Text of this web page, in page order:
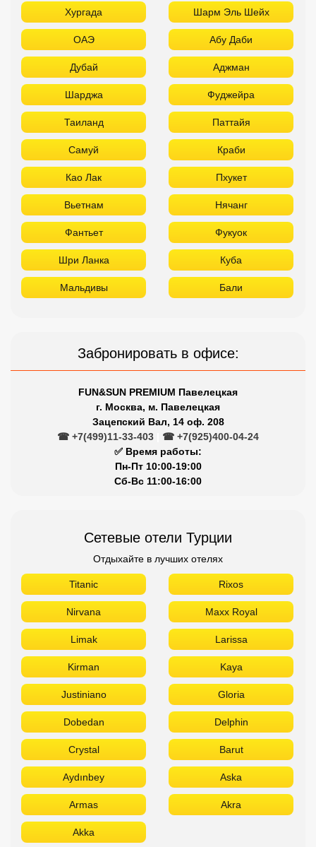
Хургада Шарм Эль Шейх
ОАЭ Абу Даби
Дубай Аджман
Шарджа Фуджейра
Таиланд Паттайя
Самуй Краби
Као Лак Пхукет
Вьетнам Нячанг
Фантьет Фукуок
Шри Ланка Куба
Мальдивы Бали
Забронировать в офисе:
FUN&SUN PREMIUM Павелецкая
г. Москва, м. Павелецкая
Зацепский Вал, 14 оф. 208
☎ +7(499)11-33-403
☎ +7(925)400-04-24
✅ Время работы:
Пн-Пт 10:00-19:00
Сб-Вс 11:00-16:00
Сетевые отели Турции
Отдыхайте в лучших отелях
Titanic Rixos
Nirvana Maxx Royal
Limak Larissa
Kirman Kaya
Justiniano Gloria
Dobedan Delphin
Crystal Barut
Aydınbey Aska
Armas Akra
Akka